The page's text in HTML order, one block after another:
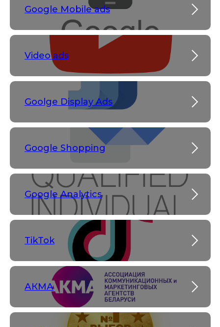
Google Mobile ads
Video ads
Goolge Display Ads
Google Shopping
Google Analytics
TikTok
АКМА